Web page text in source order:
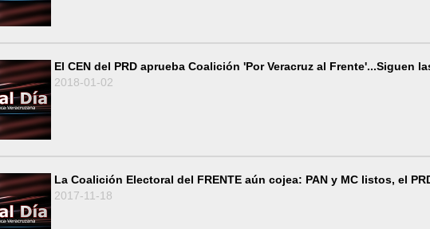
El CEN del PRD aprueba Coalición 'Por Veracruz al Frente'...Siguen
2018-01-02
La Coalición Electoral del FRENTE aún cojea: PAN y MC listos, el
2017-11-18